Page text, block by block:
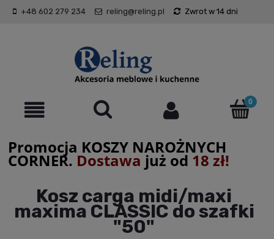
+48 602 279 234 reling@reling.pl Zwrot w 14 dni
Promocja KOSZY NAROŻNYCH
CORNER. Dostawa już od 18 zł!
Kosz carga midi/maxi
maxima CLASSIC do szafki
"50"